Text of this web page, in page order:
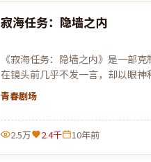
最新
寂海任务：隐墙之内
《寂海任务：隐墙之内》是一部
在镜头前几乎不发一言，却以眼神
说出口的故事。
青春剧场
2.5万 2.4千 10年前